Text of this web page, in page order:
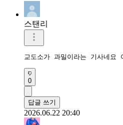
스탠리
교도소가 과밀이라는 기사네요
0
답글 쓰기
2026.06.22 20:40